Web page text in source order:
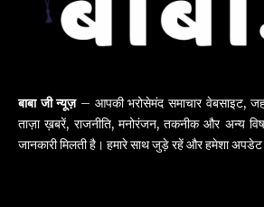
बाबा जी न्यूज़– आपकी भरोसेमंद समाचार वेबसाइट,
ताज़ा ख़बरें, राजनीति, मनोरंजन, तकनीक और अन्य
जानकारी मिलती है। हमारे साथ जुड़े रहें और हमेशा